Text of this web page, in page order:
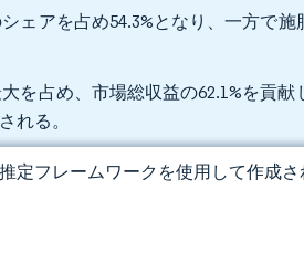
ェアを占め54.3%となり、一方で施
を占め、市場総収益の62.1%を貢献
れる。
定フレームワークを使用して作成